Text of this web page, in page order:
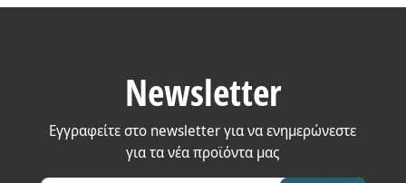
Newsletter
Εγγραφείτε στο newsletter για να ενημερώνεστε
για τα νέα προϊόντα μας